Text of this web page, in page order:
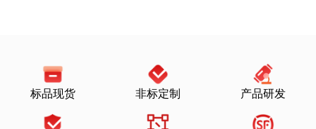
标品现货 非标定制 产品研发